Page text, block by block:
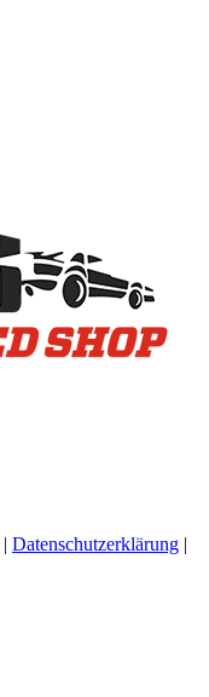
| Datenschutzerklärung |